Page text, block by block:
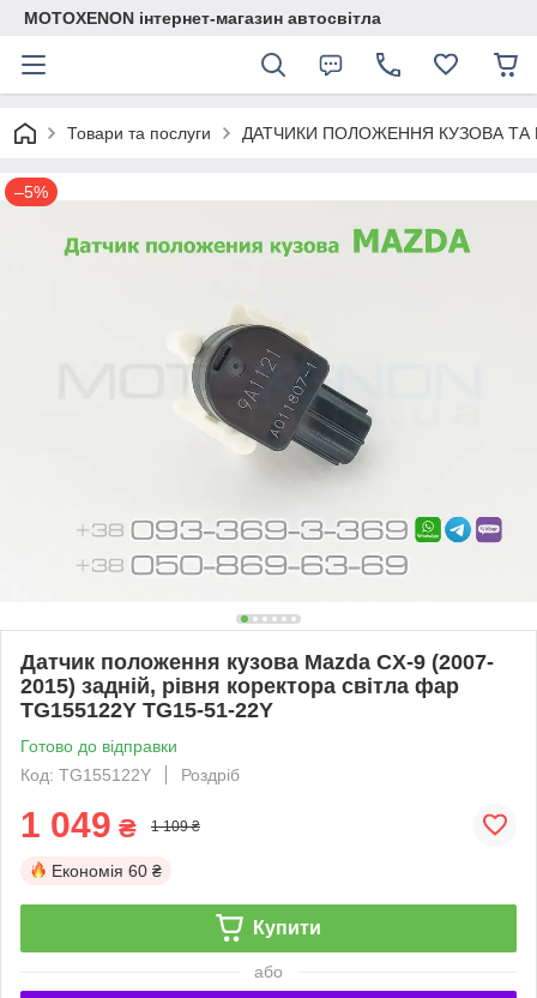
MOTOXENON інтернет-магазин автосвітла
Товари та послуги ДАТЧИКИ ПОЛОЖЕННЯ КУЗОВА ТА
–5%
Датчик положення кузова Mazda CX-9 (2007-
2015) задній, рівня коректора світла фар
TG155122Y TG15-51-22Y
Готово до відправки
Код: TG155122Y
Роздріб
1 049 ₴ 1 109 ₴
Економія 60 ₴
Купити
або